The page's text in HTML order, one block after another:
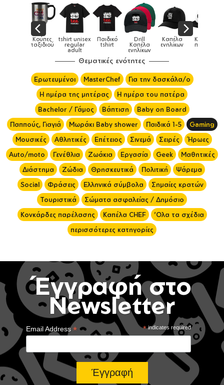
tshirt unisex
regular
Παιδικό
tshirt
Drill
Καπέλα
ενηλίκων
Καπέλα
ενηλίκων
Καπέλα
παιδικά Κούπες
Θεματικές ενότητες
Ερωτευμένοι MasterChef
Για την δασκάλα/ο
Η ημέρα της μητέρας
Η ημέρα του πατέρα
Bachelor / Γάμος
Βάπτιση
Baby on Board
Παππούς, Γιαγιά
Μωράκι Baby shower Παιδικά 1-5
Gaming
Μουσικές
Αθλητικές Επέτειος Σινεμά Σειρές
Ήρωες
Auto/moto
Γενέθλια Ζωάκια Εργασία Geek
Μαθητικές
Διάστημα
Ζώδια Θρησκευτικά Πολιτική
Ψάρεμα
Social
Φράσεις Ελληνικά σύμβολα
Σημαίες κρατών
Τουριστικά
Σώματα ασφαλείας / Δημόσιο
Κονκάρδες παρέλασης
Καπέλα CHEF
'Ολα τα σχέδια
περισσότερες κατηγορίες
Έγγραφή στο
Newsletter
*indicates required
Email Address*